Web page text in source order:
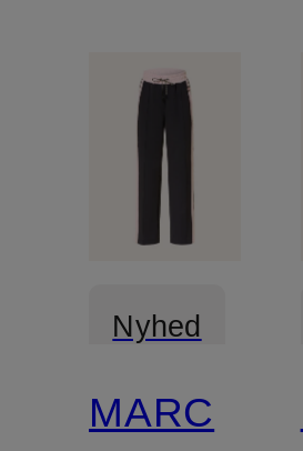
Nyhed
Certificeret
MARC